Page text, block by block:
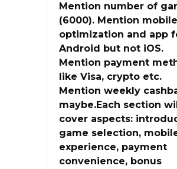
Mention number of
(6000). Mention mobile
optimization and app
Android but not iOS.
Mention payment
like Visa, crypto etc.
Mention weekly
maybe.Each section will
cover aspects:
game selection,
experience, payment
convenience, bonus